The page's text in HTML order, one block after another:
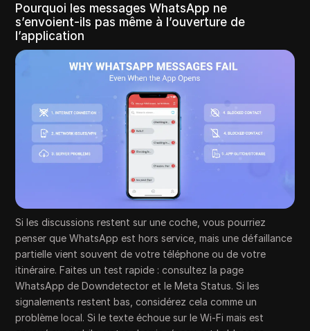
Pourquoi les messages WhatsApp ne
s’envoient-ils pas même à l’ouverture de
l’application
Si les discussions restent sur une coche, vous pourriez
penser que WhatsApp est hors service, mais une défaillance
partielle vient souvent de votre téléphone ou de votre
itinéraire. Faites un test rapide : consultez la page
WhatsApp de Downdetector et le Meta Status. Si les
signalements restent bas, considérez cela comme un
problème local. Si le texte échoue sur le Wi-Fi mais est